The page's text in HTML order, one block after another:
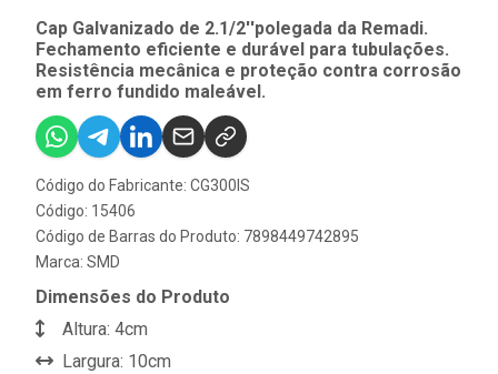
Cap Galvanizado de 2.1/2''polegada da Remadi.
Fechamento eficiente e durável para tubulações.
Resistência mecânica e proteção contra corrosão
em ferro fundido maleável.
Código do Fabricante: CG300IS
Código: 15406
Código de Barras do Produto: 7898449742895
Marca: SMD
Dimensões do Produto
Altura: 4cm
Largura: 10cm